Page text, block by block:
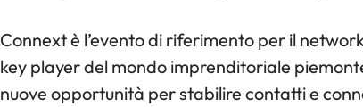
Connext è l’evento di riferimento per il
key player del mondo imprenditoriale
nuove opportunità per stabilire contatti e